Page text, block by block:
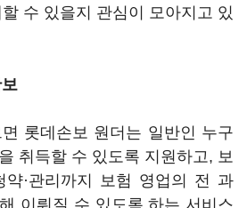
수 있을지 관심이 모아지고 있
롯데손보 원더는 일반인 누구
취득할 수 있도록 지원하고, 보
약·관리까지 보험 영업의 전 과
이뤄질 수 있도록 하는 서비스